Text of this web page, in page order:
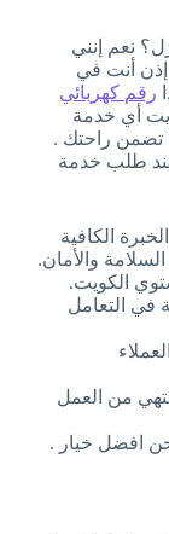
نعم إنني
أنت في
رقم كهربائي
الكويت أي خدمة
تضمن راحتك .
طلب خدمة
الكافية
والأمان.
الكويت.
في التعامل
من العمل
افضل خيار .